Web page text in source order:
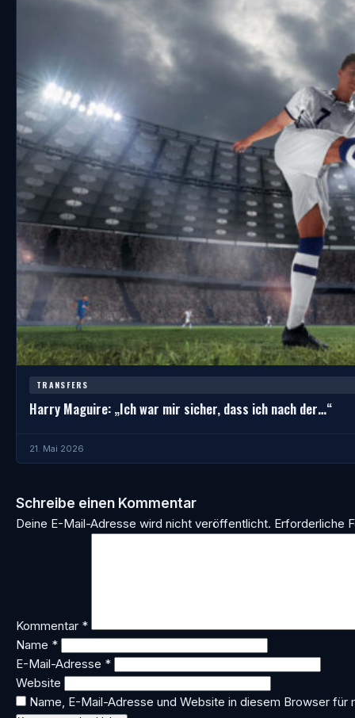
TRANSFERS
Harry Maguire: „Ich war mir sicher, dass ich nach der…“
21. Mai 2026
Schreibe einen Kommentar
Deine E-Mail-Adresse wird nicht veröffentlicht. Erforderliche
Kommentar *
Name *
E-Mail-Adresse *
Website
Name, E-Mail-Adresse und Website in diesem Browser für